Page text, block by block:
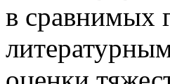
в сравнимых